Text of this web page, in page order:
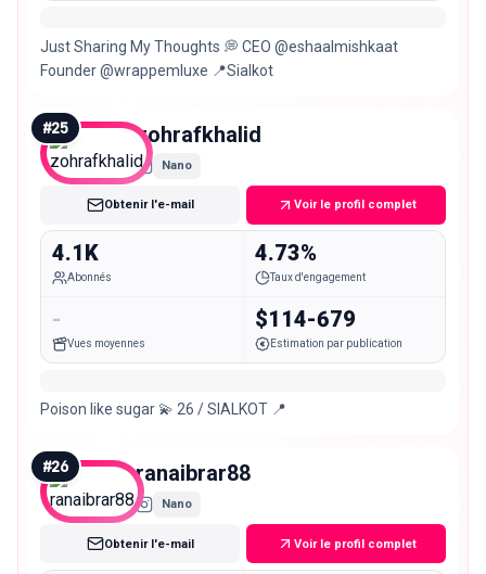
Just Sharing My Thoughts 💭 CEO @eshaalmishkaat
Founder @wrappemluxe 📍Sialkot
#25 zohrafkhalid
Nano
Obtenir l'e-mail Voir le profil complet
4.1K
Abonnés
4.73%
Taux d'engagement
-
Vues moyennes
$114-679
Estimation par publication
Poison like sugar 💫 26 / SIALKOT 📍
#26 ranaibrar88
Nano
Obtenir l'e-mail Voir le profil complet